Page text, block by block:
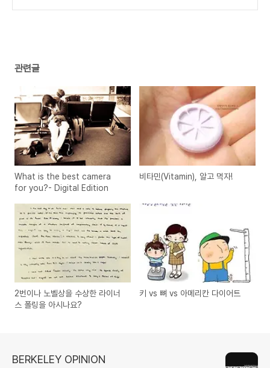
관련글
What is the best camera
for you?- Digital Edition
비타민(Vitamin), 알고 먹자!
2번이나 노벨상을 수상한 라이너
스 폴링을 아시나요?
키 vs 뼈 vs 아메리칸 다이어트
BERKELEY OPINION